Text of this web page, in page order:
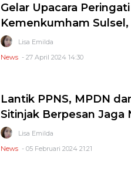
Gelar Upacara
Kemenkumham
Lisa Emilda
News - 27 April 2024 14:30
Lantik PPNS, MPDN
Sitinjak Berpesan Jaga
Lisa Emilda
News - 05 Februari 2024 21:21